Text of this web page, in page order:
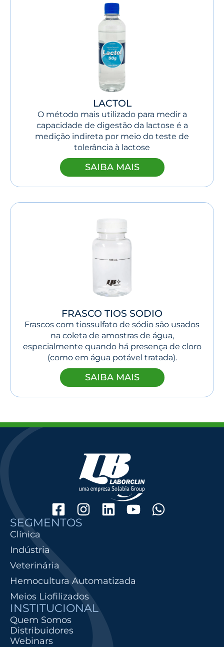
LACTOL
O método mais utilizado para medir a
capacidade de digestão da lactose é a
medição indireta por meio do teste de
tolerância à lactose
SAIBA MAIS
FRASCO TIOS SODIO
Frascos com tiossulfato de sódio são usados
na coleta de amostras de água,
especialmente quando há presença de cloro
(como em água potável tratada).
SAIBA MAIS
SEGMENTOS
Clínica
Indústria
Veterinária
Hemocultura Automatizada
Meios Liofilizados
INSTITUCIONAL
Quem Somos
Distribuidores
Webinars